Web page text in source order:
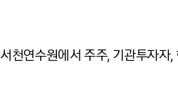
천연수원에서 주주, 기관투자